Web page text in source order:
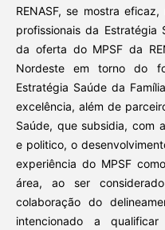
RENASF, se mostra
profissionais da
da oferta do MPSF da
Nordeste em torno do
Estratégia Saúde da
excelência, além de
Saúde, que subsidia, com
e politico, o
experiência do MPSF
área, ao ser
colaboração do
intencionado a